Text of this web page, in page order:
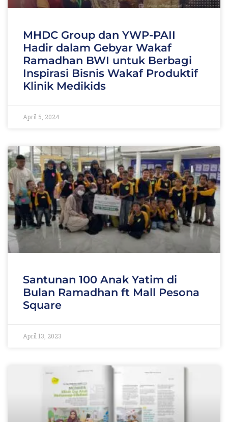
MHDC Group dan YWP-PAII
Hadir dalam Gebyar Wakaf
Ramadhan BWI untuk Berbagi
Inspirasi Bisnis Wakaf Produktif
Klinik Medikids
April 5, 2024
Santunan 100 Anak Yatim di
Bulan Ramadhan ft Mall Pesona
Square
April 13, 2023